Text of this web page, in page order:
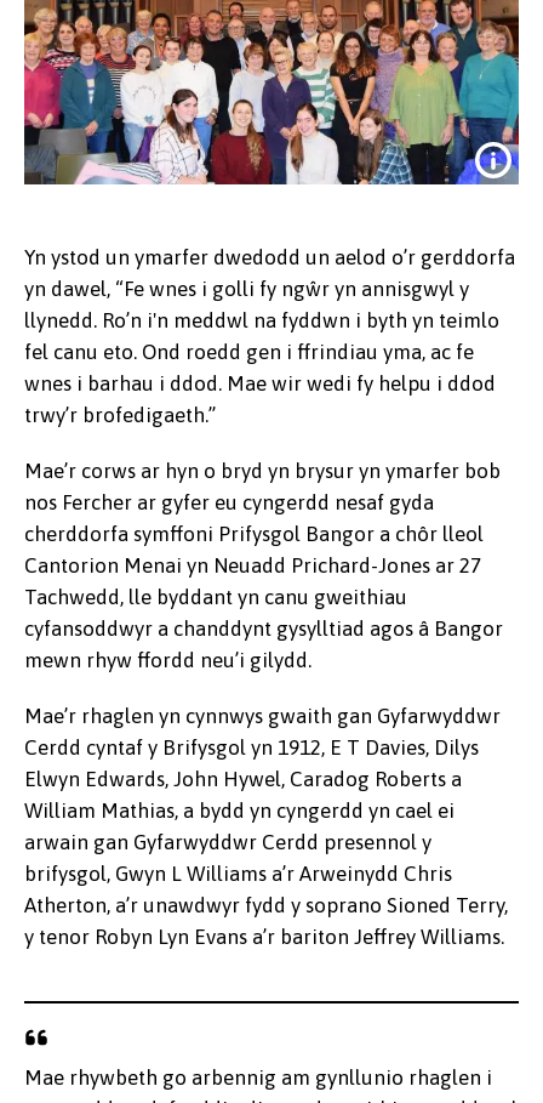
Yn ystod un ymarfer dwedodd un aelod o’r gerddorfa
yn dawel, “Fe wnes i golli fy ngŵr yn annisgwyl y
llynedd. Ro’n i'n meddwl na fyddwn i byth yn teimlo
fel canu eto. Ond roedd gen i ffrindiau yma, ac fe
wnes i barhau i ddod. Mae wir wedi fy helpu i ddod
trwy’r brofedigaeth.”
Mae’r corws ar hyn o bryd yn brysur yn ymarfer bob
nos Fercher ar gyfer eu cyngerdd nesaf gyda
cherddorfa symffoni Prifysgol Bangor a chôr lleol
Cantorion Menai yn Neuadd Prichard-Jones ar 27
Tachwedd, lle byddant yn canu gweithiau
cyfansoddwyr a chanddynt gysylltiad agos â Bangor
mewn rhyw ffordd neu’i gilydd.
Mae’r rhaglen yn cynnwys gwaith gan Gyfarwyddwr
Cerdd cyntaf y Brifysgol yn 1912, E T Davies, Dilys
Elwyn Edwards, John Hywel, Caradog Roberts a
William Mathias, a bydd yn cyngerdd yn cael ei
arwain gan Gyfarwyddwr Cerdd presennol y
brifysgol, Gwyn L Williams a’r Arweinydd Chris
Atherton, a’r unawdwyr fydd y soprano Sioned Terry,
y tenor Robyn Lyn Evans a’r bariton Jeffrey Williams.
Mae rhywbeth go arbennig am gynllunio rhaglen i